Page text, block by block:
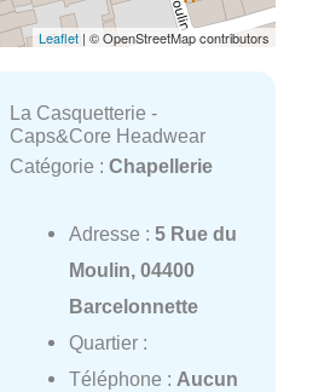
Leaflet | © OpenStreetMap contributors
La Casquetterie -
Caps&Core Headwear
Catégorie : Chapellerie
Adresse : 5 Rue du
Moulin, 04400
Barcelonnette
Quartier :
Téléphone : Aucun